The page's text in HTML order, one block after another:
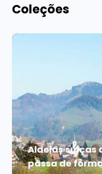
Coleções
Aldeias suíças
passa de